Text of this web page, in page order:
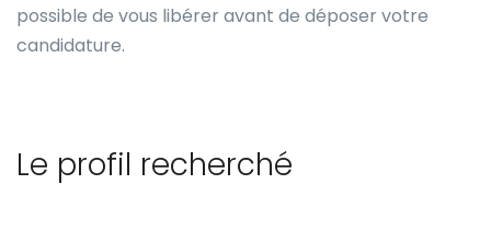
possible de vous libérer avant de déposer votre
candidature.
Le profil recherché